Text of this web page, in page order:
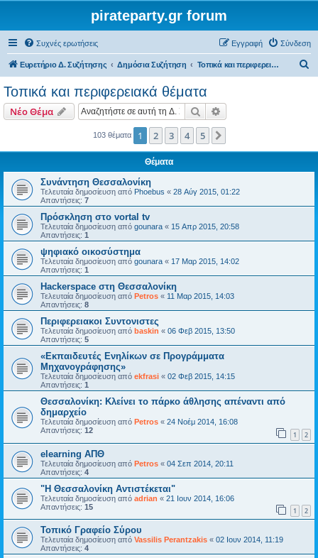
pirateparty.gr forum
Συχνές ερωτήσεις Σύνδεση
Εγγραφή
Ευρετήριο Δ. Συζήτησης Δημόσια Συζήτηση Τοπικά και περιφερειακά θέματα
Τοπικά και περιφερειακά θέματα
Νέο Θέμα Αναζήτηση
103 θέματα 1 2 3 4 5
Θέματα
Συνάντηση Θεσσαλονίκη
Τελευταία δημοσίευση από Phoebus « 28 Αύγ 2015, 01:22
Απαντήσεις: 7
Πρόσκληση στο vortal tv
Τελευταία δημοσίευση από gounara « 15 Απρ 2015, 20:58
Απαντήσεις: 1
ψηφιακό οικοσύστημα
Τελευταία δημοσίευση από gounara « 17 Μαρ 2015, 14:02
Απαντήσεις: 1
Hackerspace στη Θεσσαλονίκη
Τελευταία δημοσίευση από Petros « 11 Μαρ 2015, 14:03
Απαντήσεις: 8
Περιφερειακοι Συντονιστες
Τελευταία δημοσίευση από baskin « 06 Φεβ 2015, 13:50
Απαντήσεις: 5
«Εκπαιδευτές Ενηλίκων σε Προγράμματα
Μηχανογράφησης»
Τελευταία δημοσίευση από ekfrasi « 02 Φεβ 2015, 14:15
Απαντήσεις: 1
Θεσσαλονίκη: Κλείνει το πάρκο άθλησης απέναντι από
δημαρχείο
Τελευταία δημοσίευση από Petros « 24 Νοέμ 2014, 16:08
Απαντήσεις: 12 1 2
elearning ΑΠΘ
Τελευταία δημοσίευση από Petros « 04 Σεπ 2014, 20:11
Απαντήσεις: 4
"Η Θεσσαλονίκη Αντιστέκεται"
Τελευταία δημοσίευση από adrian « 21 Ιουν 2014, 16:06
Απαντήσεις: 15 1 2
Τοπικό Γραφείο Σύρου
Τελευταία δημοσίευση από Vassilis Perantzakis « 02 Ιουν 2014, 11:19
Απαντήσεις: 4